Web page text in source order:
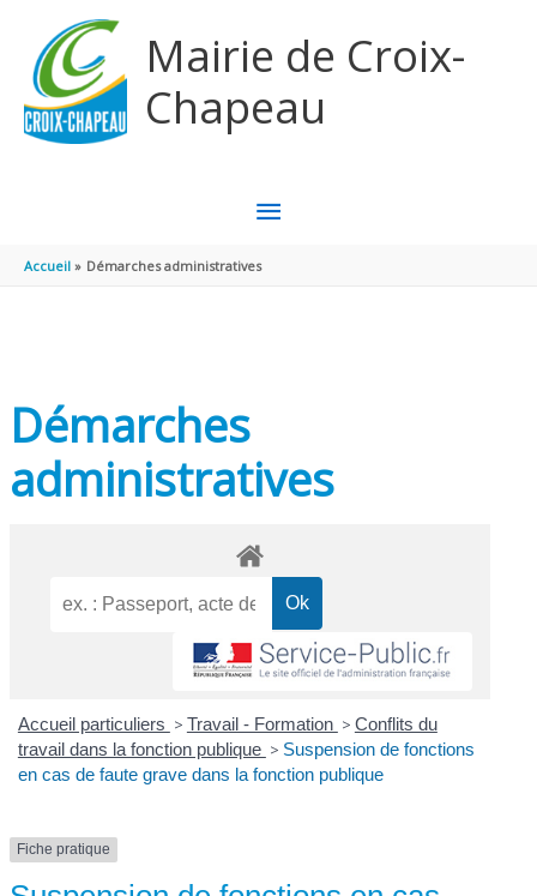
Mairie de Croix-
Chapeau
MENU
PRINCIPAL
Accueil Démarches administratives
Démarches
administratives
Accueil particuliers > Travail - Formation > Conflits du
travail dans la fonction publique > Suspension de fonctions
en cas de faute grave dans la fonction publique
Fiche pratique